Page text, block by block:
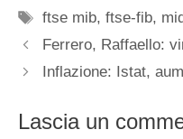
Tag
ftse mib,ftse-fib,
Ferrero, Raffaello:
Inflazione: Istat,
Lascia un